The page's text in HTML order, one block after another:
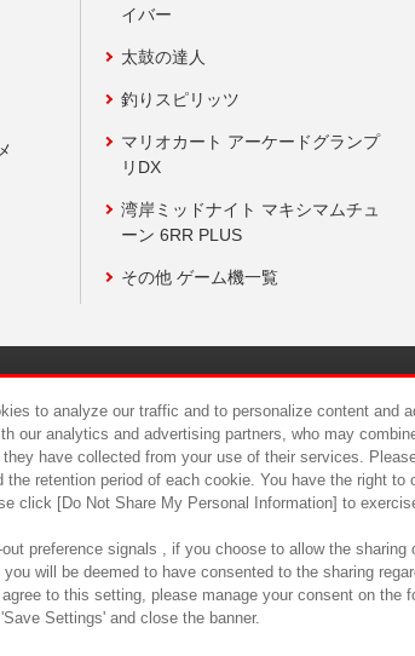
イバー
太鼓の達人
釣りスピリッツ
マリオカート アーケードグランプ
リDX
湾岸ミッドナイト マキシマムチュ
ーン 6RR PLUS
その他 ゲーム機一覧
食品のご提供について カスタマーハラス
to analyze our traffic and to personalize content and
our analytics and advertising partners, who may
have collected from your use of their services.
retention period of each cookie. You have the right to
click [Do Not Share My Personal Information] to
preference signals , if you choose to allow the sharing
will be deemed to have consented to the sharing
to this setting, please manage your consent on the
Settings' and close the banner.